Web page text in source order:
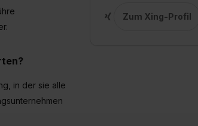
Zum Xing-Profil
in der sie alle